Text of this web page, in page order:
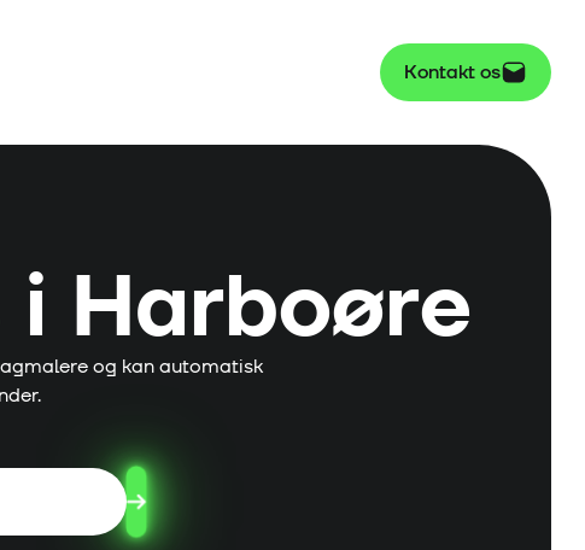
Kontakt os
i Harboøre
og kan automatisk